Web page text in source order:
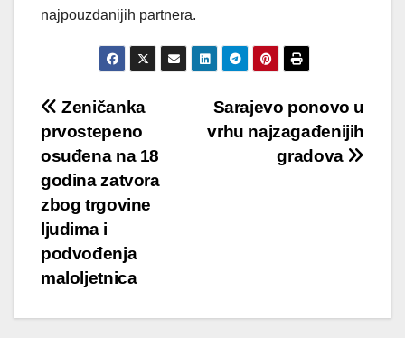
najpouzdanijih partnera.
Post
navigation
Sarajevo ponovo u
vrhu najzagađenijih
gradova
Zeničanka
prvostepeno
osuđena na 18
godina zatvora
zbog trgovine
ljudima i
podvođenja
maloljetnica